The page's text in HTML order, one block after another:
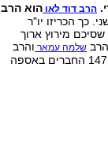
הרב דוד לאו הוא הרב
כך הכריזו יו"ר
מירוץ ארוך
שלמה עמאר והרב
, ויכהנו בעשר השנים הבאות בתפקיד, כפי שהכריעו 147 החברים באספה